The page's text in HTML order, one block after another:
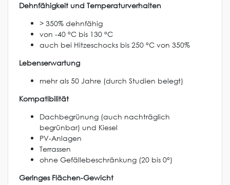
Dehnfähigkeit und Temperaturverhalten
> 350% dehnfähig
von -40 °C bis 130 °C
auch bei Hitzeschocks bis 250 °C von 350%
Lebenserwartung
mehr als 50 Jahre (durch Studien belegt)
Kompatibilität
Dachbegrünung (auch nachträglich
begrünbar) und Kiesel
PV-Anlagen
Terrassen
ohne Gefällebeschränkung (20 bis 0°)
Geringes Flächen-Gewicht